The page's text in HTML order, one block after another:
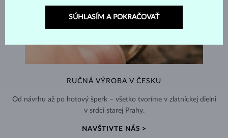
RUČNÁ VÝROBA V ČESKU
Od návrhu až po hotový šperk – všetko tvoríme v zlatníckej dielni
v srdci starej Prahy.
NAVŠTIVTE NÁS >
SÚHLASÍM A POKRAČOVAŤ